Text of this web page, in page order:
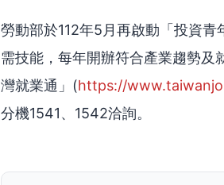
勞動部於112年5月再啟動「投資
需技能，每年開辦符合產業趨勢及
灣就業通」(https://
分機1541、1542洽詢。